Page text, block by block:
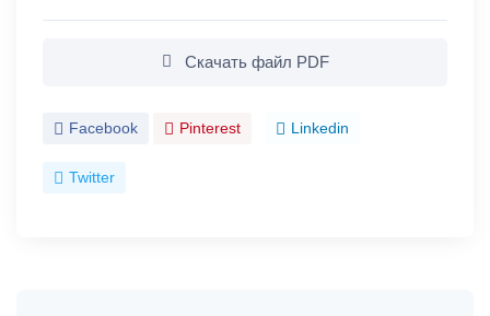
Скачать файл PDF
Facebook Pinterest Linkedin
Twitter